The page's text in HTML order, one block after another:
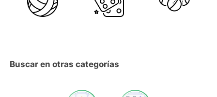
Buscar en otras categorías